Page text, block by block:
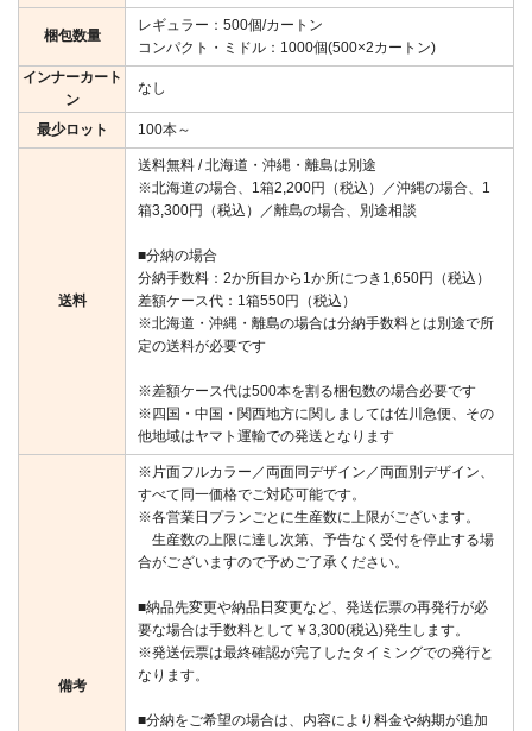
梱包数量
レギュラー：500個/カートン
コンパクト・ミドル：1000個(500×2カートン)
インナーカート
ン
なし
最少ロット 100本～
送料
送料無料 / 北海道・沖縄・離島は別途
※北海道の場合、1箱2,200円（税込）／沖縄の場合、1
箱3,300円（税込）／離島の場合、別途相談
■分納の場合
分納手数料：2か所目から1か所につき1,650円（税込）
差額ケース代：1箱550円（税込）
※北海道・沖縄・離島の場合は分納手数料とは別途で所
定の送料が必要です
※差額ケース代は500本を割る梱包数の場合必要です
※四国・中国・関西地方に関しましては佐川急便、その
他地域はヤマト運輸での発送となります
備考
※片面フルカラー／両面同デザイン／両面別デザイン、
すべて同一価格でご対応可能です。
※各営業日プランごとに生産数に上限がございます。
生産数の上限に達し次第、予告なく受付を停止する場
合がございますので予めご了承ください。
■納品先変更や納品日変更など、発送伝票の再発行が必
要な場合は手数料として￥3,300(税込)発生します。
※発送伝票は最終確認が完了したタイミングでの発行と
なります。
■分納をご希望の場合は、内容により料金や納期が追加